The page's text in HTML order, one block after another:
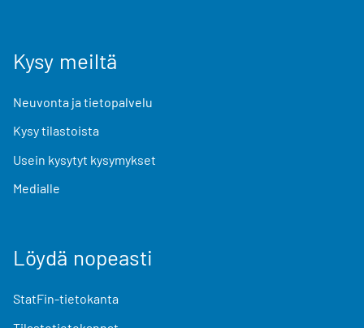
Kysy meiltä
Neuvonta ja tietopalvelu
Kysy tilastoista
Usein kysytyt kysymykset
Medialle
Löydä nopeasti
StatFin-tietokanta